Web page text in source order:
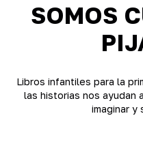
SOMOS
Libros infantiles para la
las historias nos ayudan
imaginar y